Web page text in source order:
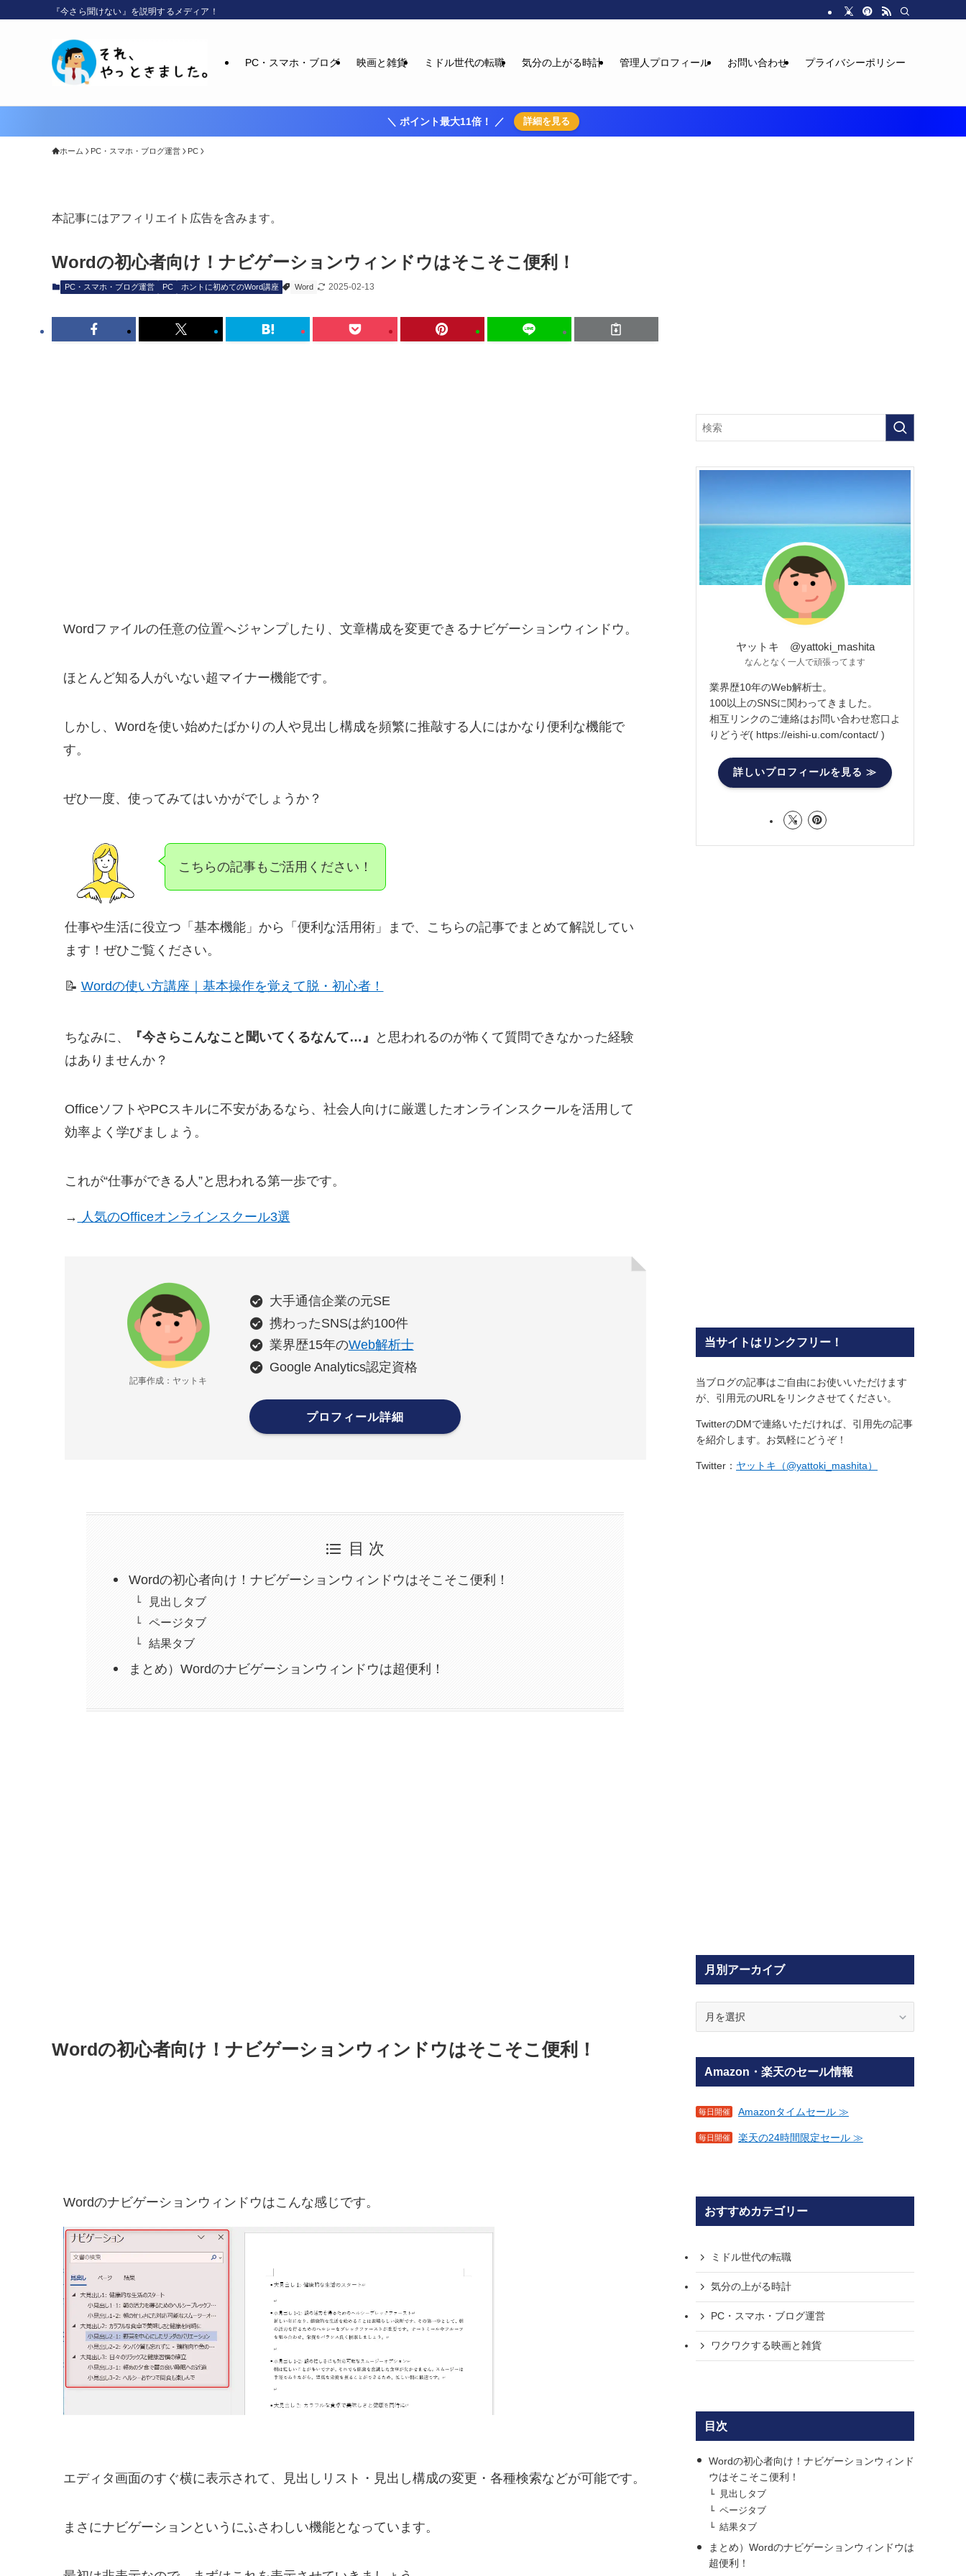
『今さら聞けない』を説明するメディア！
PC・スマホ・ブログ 映画と雑貨 ミドル世代の転職 気分の上がる時計 管理人プロフィール お問い合わせ プライバシーポリシー
＼ ポイント最大11倍！ ／ 詳細を見る
ホーム PC・スマホ・ブログ運営 PC
本記事にはアフィリエイト広告を含みます。
Wordの初心者向け！ナビゲーションウィンドウはそこそこ便利！
PC・スマホ・ブログ運営 PC ホントに初めてのWord講座 Word 2025-02-13
Wordファイルの任意の位置へジャンプしたり、文章構成を変更できるナビゲーションウィンドウ。
ほとんど知る人がいない超マイナー機能です。
しかし、Wordを使い始めたばかりの人や見出し構成を頻繁に推敲する人にはかなり便利な機能で
す。
ぜひ一度、使ってみてはいかがでしょうか？
こちらの記事もご活用ください！
仕事や生活に役立つ「基本機能」から「便利な活用術」まで、こちらの記事でまとめて解説してい
ます！ぜひご覧ください。
📝 Wordの使い方講座｜基本操作を覚えて脱・初心者！
ちなみに、 『今さらこんなこと聞いてくるなんて…』
と思われるのが怖くて質問できなかった経験
はありませんか？
OfficeソフトやPCスキルに不安があるなら、社会人向けに厳選したオンラインスクールを活用して
効率よく学びましょう。
これが“仕事ができる人”と思われる第一歩です。
→ 人気のOfficeオンラインスクール3選
記事作成：ヤットキ
大手通信企業の元SE
携わったSNSは約100件
業界歴15年のWeb解析士
Google Analytics認定資格
プロフィール詳細
目 次
Wordの初心者向け！ナビゲーションウィンドウはそこそこ便利！
見出しタブ
ページタブ
結果タブ
まとめ）Wordのナビゲーションウィンドウは超便利！
Wordの初心者向け！ナビゲーションウィンドウはそこそこ便利！
Wordのナビゲーションウィンドウはこんな感じです。
エディタ画面のすぐ横に表示されて、見出しリスト・見出し構成の変更・各種検索などが可能です。
まさにナビゲーションというにふさわしい機能となっています。
ヤットキ @yattoki_mashita
なんとなく一人で頑張ってます
業界歴10年のWeb解析士。
100以上のSNSに関わってきました。
相互リンクのご連絡はお問い合わせ窓口よ
りどうぞ( https://eishi-u.com/contact/ )
詳しいプロフィールを見る ≫
当サイトはリンクフリー！
当ブログの記事はご自由にお使いいただけます
が、引用元のURLをリンクさせてください。
TwitterのDMで連絡いただければ、引用先の記事
を紹介します。お気軽にどうぞ！
Twitter： ヤットキ（@yattoki_mashita）
月別アーカイブ
ー
イ
ブ
Amazon・楽天のセール情報
毎日開催 Amazonタイムセール ≫
毎日開催 楽天の24時間限定セール ≫
おすすめカテゴリー
ミドル世代の転職
気分の上がる時計
PC・スマホ・ブログ運営
ワクワクする映画と雑貨
目次
Wordの初心者向け！ナビゲーションウィンド
ウはそこそこ便利！
見出しタブ
ページタブ
結果タブ
まとめ）Wordのナビゲーションウィンドウは
超便利！